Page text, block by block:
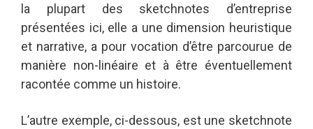
la plupart des sketchnotes d’entreprise
présentées ici, elle a une dimension heuristique
et narrative, a pour vocation d’être parcourue de
manière non-linéaire et à être éventuellement
racontée comme un histoire.
L’autre exemple, ci-dessous, est une sketchnote